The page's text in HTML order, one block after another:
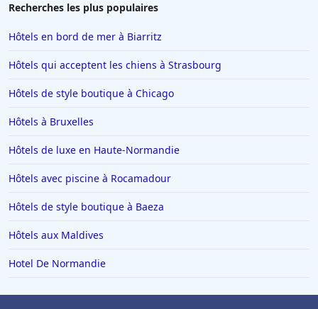
Recherches les plus populaires
Hôtels en bord de mer à Biarritz
Hôtels qui acceptent les chiens à Strasbourg
Hôtels de style boutique à Chicago
Hôtels à Bruxelles
Hôtels de luxe en Haute-Normandie
Hôtels avec piscine à Rocamadour
Hôtels de style boutique à Baeza
Hôtels aux Maldives
Hotel De Normandie